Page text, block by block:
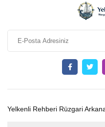
Yelkenli Rehberi Rüzgari